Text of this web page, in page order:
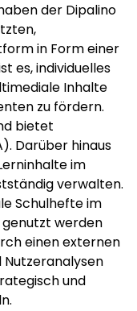
der Dipalino
in Form einer
es, individuelles
Inhalte
zu fördern.
bietet
Darüber hinaus
im
verwalten.
Schulhefte im
werden
einen externen
und